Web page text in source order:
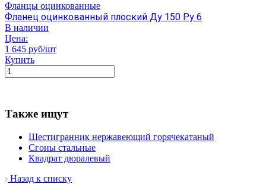
Фланцы оцинкованные
Фланец оцинкованный плоский Ду 150 Ру 6
В наличии
Цена:
1 645 руб/шт
Купить
Также ищут
Шестигранник нержавеющий горячекатаный
Сгоны стальные
Квадрат дюралевый
Назад к списку